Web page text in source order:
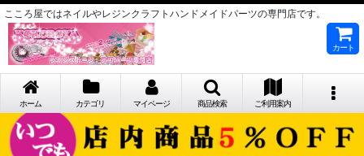
こころ屋ではネイルやレジンクラフトハンドメイドパーツの専門店です。
カート
ホーム カテゴリ マイページ 商品検索 ご利用案内